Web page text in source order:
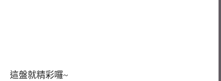
這盤就精彩囉~